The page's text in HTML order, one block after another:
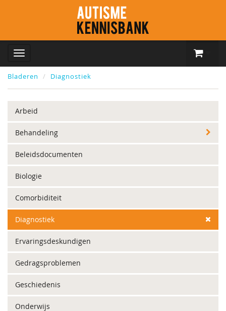
Bladeren Diagnostiek
Arbeid
Behandeling
Beleidsdocumenten
Biologie
Comorbiditeit
Diagnostiek
Ervaringsdeskundigen
Gedragsproblemen
Geschiedenis
Onderwijs